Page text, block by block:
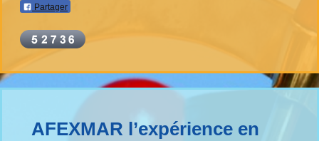
Partager
AFEXMAR l’expérience en